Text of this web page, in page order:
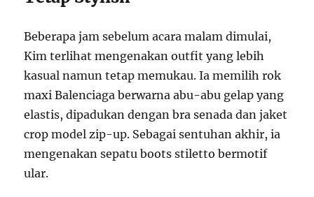
Beberapa jam sebelum acara malam dimulai,
Kim terlihat mengenakan outfit yang lebih
kasual namun tetap memukau. Ia memilih rok
maxi Balenciaga berwarna abu-abu gelap yang
elastis, dipadukan dengan bra senada dan jaket
crop model zip-up. Sebagai sentuhan akhir, ia
mengenakan sepatu boots stiletto bermotif
ular.